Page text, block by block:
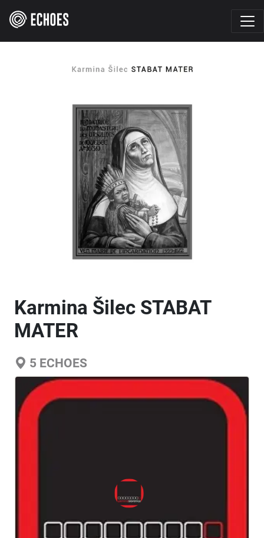
Karmina Šilec STABAT
MATER
5 ECHOES